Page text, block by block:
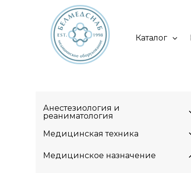
Каталог
Анестезиология и
реаниматология
Медицинская техника
Медицинское назначение